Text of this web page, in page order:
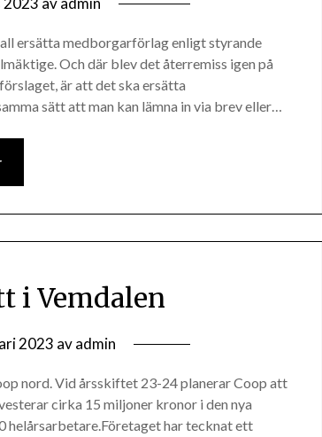
ersätta medborgarförlag enligt styrande
Och där blev det återremiss igen på
är att det ska ersätta
sätt att man kan lämna in via brev eller…
i Vemdalen
2023 avadmin
nord. Vid årsskiftet 23-24 planerar Coop att
cirka 15 miljoner kronor i den nya
helårsarbetare.Företaget har tecknat ett